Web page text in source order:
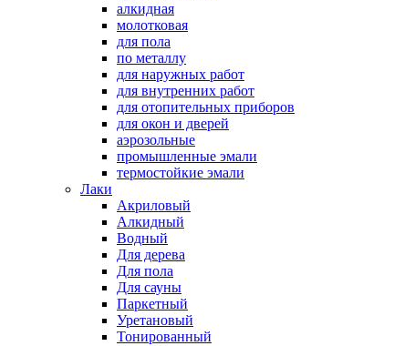
алкидная
молотковая
для пола
по металлу
для наружных работ
для внутренних работ
для отопительных приборов
для окон и дверей
аэрозольные
промышленные эмали
термостойкие эмали
Лаки
Акриловый
Алкидный
Водный
Для дерева
Для пола
Для сауны
Паркетный
Уретановый
Тонированный